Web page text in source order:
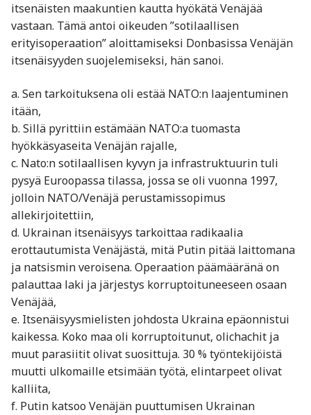
itsenäisten maakuntien kautta hyökätä Venäjää
vastaan. Tämä antoi oikeuden ”sotilaallisen
erityisoperaation” aloittamiseksi Donbasissa Venäjän
itsenäisyyden suojelemiseksi, hän sanoi.
a. Sen tarkoituksena oli estää NATO:n laajentuminen
itään,
b. Sillä pyrittiin estämään NATO:a tuomasta
hyökkäsyaseita Venäjän rajalle,
c. Nato:n sotilaallisen kyvyn ja infrastruktuurin tuli
pysyä Euroopassa tilassa, jossa se oli vuonna 1997,
jolloin NATO/Venäjä perustamissopimus
allekirjoitettiin,
d. Ukrainan itsenäisyys tarkoittaa radikaalia
erottautumista Venäjästä, mitä Putin pitää laittomana
ja natsismin veroisena. Operaation päämääränä on
palauttaa laki ja järjestys korruptoituneeseen osaan
Venäjää,
e. Itsenäisyysmielisten johdosta Ukraina epäonnistui
kaikessa. Koko maa oli korruptoitunut, olichachit ja
muut parasiitit olivat suosittuja. 30 % työntekijöistä
muutti ulkomaille etsimään työtä, elintarpeet olivat
kalliita,
f. Putin katsoo Venäjän puuttumisen Ukrainan